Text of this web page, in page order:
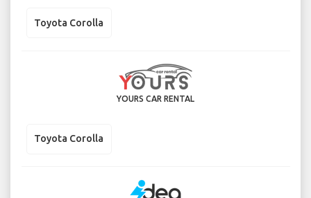
Toyota Corolla
YOURS CAR RENTAL
Toyota Corolla